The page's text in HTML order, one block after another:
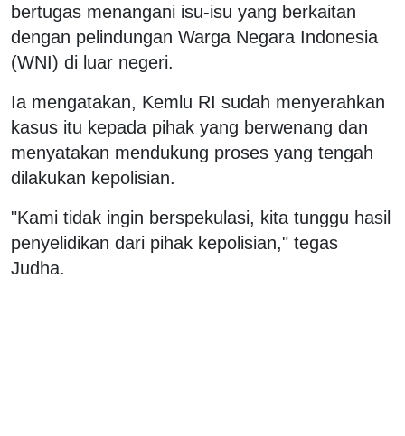
bertugas menangani isu-isu yang berkaitan
dengan pelindungan Warga Negara Indonesia
(WNI) di luar negeri.
Ia mengatakan, Kemlu RI sudah menyerahkan
kasus itu kepada pihak yang berwenang dan
menyatakan mendukung proses yang tengah
dilakukan kepolisian.
"Kami tidak ingin berspekulasi, kita tunggu hasil
penyelidikan dari pihak kepolisian," tegas
Judha.